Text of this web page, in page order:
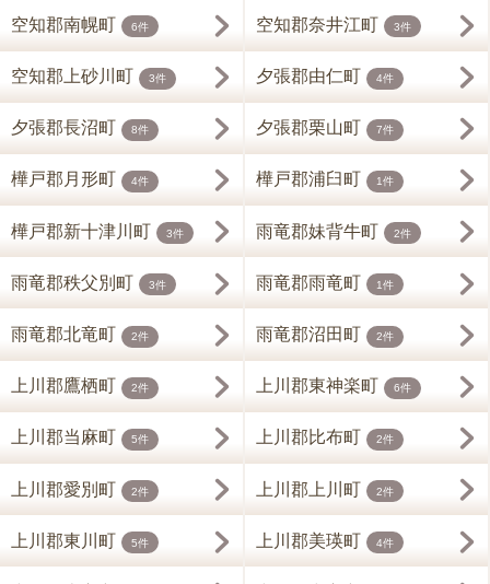
空知郡南幌町 6件 空知郡奈井江町 3件
空知郡上砂川町 3件 夕張郡由仁町 4件
夕張郡長沼町 8件 夕張郡栗山町 7件
樺戸郡月形町 4件 樺戸郡浦臼町 1件
樺戸郡新十津川町 3件 雨竜郡妹背牛町 2件
雨竜郡秩父別町 3件 雨竜郡雨竜町 1件
雨竜郡北竜町 2件 雨竜郡沼田町 2件
上川郡鷹栖町 2件 上川郡東神楽町 6件
上川郡当麻町 5件 上川郡比布町 2件
上川郡愛別町 2件 上川郡上川町 2件
上川郡東川町 5件 上川郡美瑛町 4件